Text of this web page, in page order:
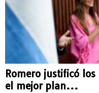
Romero justificó
el mejor plan...